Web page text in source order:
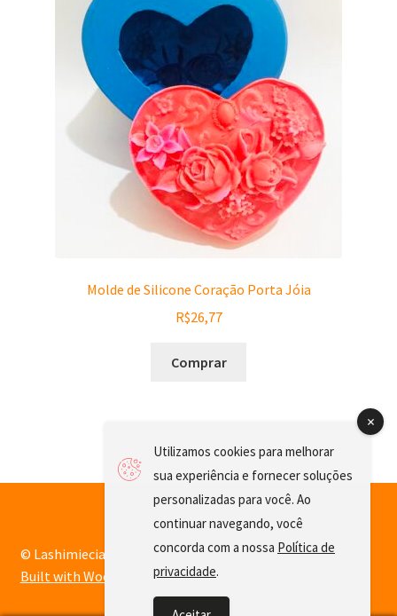
Molde de Silicone Coração Porta Jóia
R$26,77
Comprar
© Lashimiecia 2026
Built with WooCommerce.
Utilizamos cookies para melhorar
sua experiência e fornecer soluções
personalizadas para você. Ao
continuar navegando, você
concorda com a nossa Política de
privacidade.